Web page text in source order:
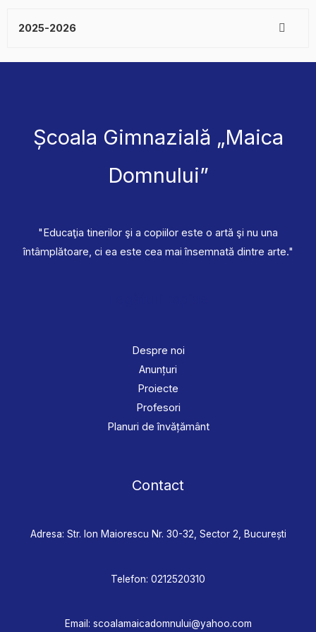
2025-2026
Școala Gimnazială „Maica
Domnului”
"Educaţia tinerilor şi a copiilor este o artă şi nu una
întâmplătoare, ci ea este cea mai însemnată dintre arte."
Despre noi
Anunțuri
Proiecte
Profesori
Planuri de învățământ
Contact
Adresa: Str. Ion Maiorescu Nr. 30-32, Sector 2, București
Telefon: 0212520310
Email: scoalamaicadomnului@yahoo.com